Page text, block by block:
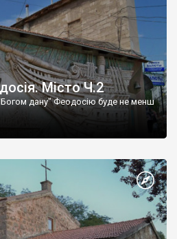
Місто Ч.2
дану" Феодосію буде не менш